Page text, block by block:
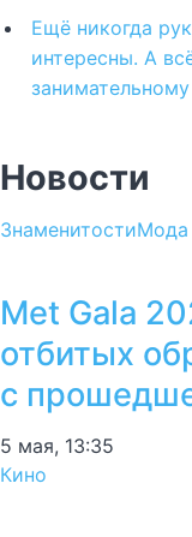
Ещё никогда
интересны. А
Новости
ЗнаменитостиМода
Met Gala
отбитых
с
5 мая, 13:35
Кино